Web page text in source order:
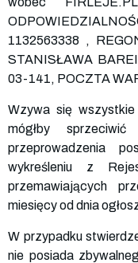
1132563338 ,
STANISŁAWA
03-141, POCZTA
Wzywa się
mógłby
przeprowadzenia
wykreśleniu z
przemawiających
miesięcy od dnia
W przypadku
nie posiada